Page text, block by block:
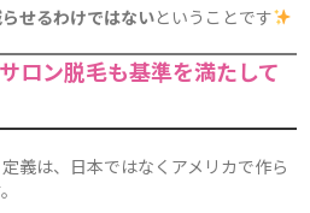
せるわけではないということです
ロン脱毛も基準を満たして
義は、日本ではなくアメリカで作ら